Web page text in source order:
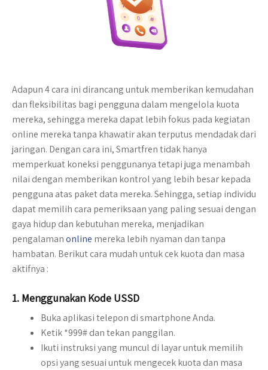
Adapun 4 cara ini dirancang untuk memberikan kemudahan
dan fleksibilitas bagi pengguna dalam mengelola kuota
mereka, sehingga mereka dapat lebih fokus pada kegiatan
online mereka tanpa khawatir akan terputus mendadak dari
jaringan. Dengan cara ini, Smartfren tidak hanya
memperkuat koneksi penggunanya tetapi juga menambah
nilai dengan memberikan kontrol yang lebih besar kepada
pengguna atas paket data mereka. Sehingga, setiap individu
dapat memilih cara pemeriksaan yang paling sesuai dengan
gaya hidup dan kebutuhan mereka, menjadikan
pengalamanonline mereka lebih nyaman dan tanpa
hambatan. Berikut cara mudah untuk cek kuota dan masa
aktifnya :
1. Menggunakan Kode USSD
Buka aplikasi telepon di smartphone Anda.
Ketik *999# dan tekan panggilan.
Ikuti instruksi yang muncul di layar untuk memilih
opsi yang sesuai untuk mengecek kuota dan masa